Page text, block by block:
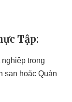
Tập:
trong
sạn hoặc Quản